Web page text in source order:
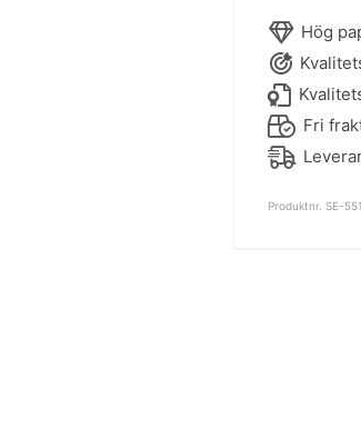
Under
havet
Hög
Fri
Produktnr. SE-